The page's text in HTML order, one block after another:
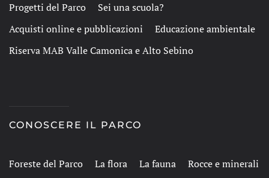
Progetti del Parco
Sei una scuola?
Acquisti online e pubblicazioni
Educazione ambientale
Riserva MAB Valle Camonica e Alto Sebino
CONOSCERE IL PARCO
Foreste del Parco La flora La fauna
Rocce e minerali